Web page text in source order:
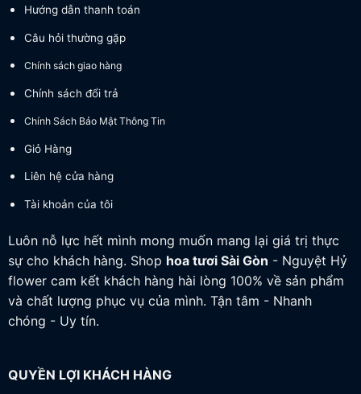
Hướng dẫn thanh toán
Câu hỏi thường gặp
Chính sách giao hàng
Chính sách đổi trả
Chính Sách Bảo Mật Thông Tin
Giỏ Hàng
Liên hệ cửa hàng
Tài khoản của tôi
Luôn nỗ lực hết mình mong muốn mang lại giá trị thực
sự cho khách hàng. Shop hoa tươiSài Gòn - Nguyệt Hỷ
flower cam kết khách hàng hài lòng 100% về sản phẩm
và chất lượng phục vụ của mình. Tận tâm - Nhanh
chóng - Uy tín.
QUYỀN LỢI KHÁCH HÀNG